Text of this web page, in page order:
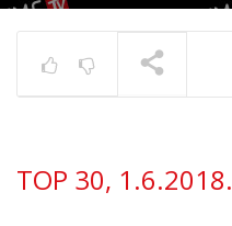
TOP 30, 1.6.2018.